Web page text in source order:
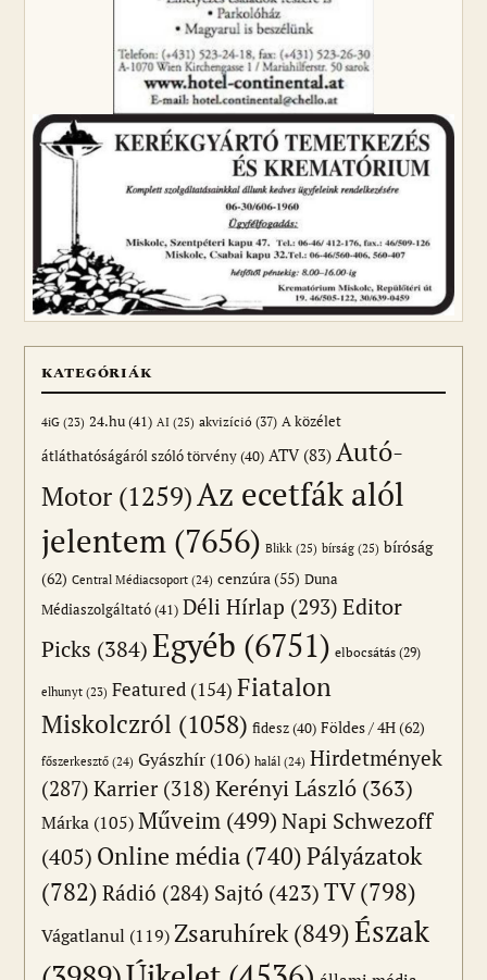
KATEGÓRIÁK
4iG (23) 24.hu(41) AI (25) akvizíció (37) A közélet
átláthatóságáról szóló törvény(40) ATV(83) Autó-
Motor (1259)Az ecetfák alól
jelentem (7656) Blikk (25) bírság (25) bíróság
(62) Central Médiacsoport (24) cenzúra (55) Duna
Médiaszolgáltató(41) Déli Hírlap (293) Editor
Picks (384)Egyéb (6751) elbocsátás (29)
elhunyt (23) Featured (154) Fiatalon
Miskolczról (1058) fidesz(40) Földes / 4H(62)
főszerkesztő (24) Gyászhír (106) halál (24) Hirdetmények
(287) Karrier(318) Kerényi László (363)
Márka (105) Műveim (499)Napi Schwezoff
(405) Online média (740)Pályázatok
(782) Rádió (284) Sajtó (423)TV(798)
Vágatlanul (119) Zsaruhírek (849)Észak